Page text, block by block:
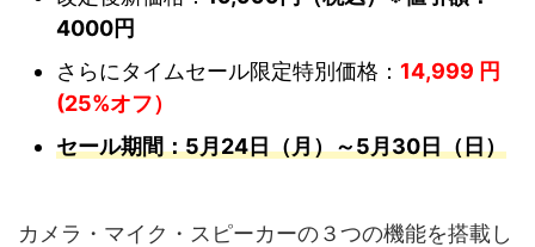
4000円
さらにタイムセール限定特別価格： 14,999 円
(25%オフ）
セール期間：5月24日（月）～5月30日（日）
カメラ・マイク・スピーカーの３つの機能を搭載し